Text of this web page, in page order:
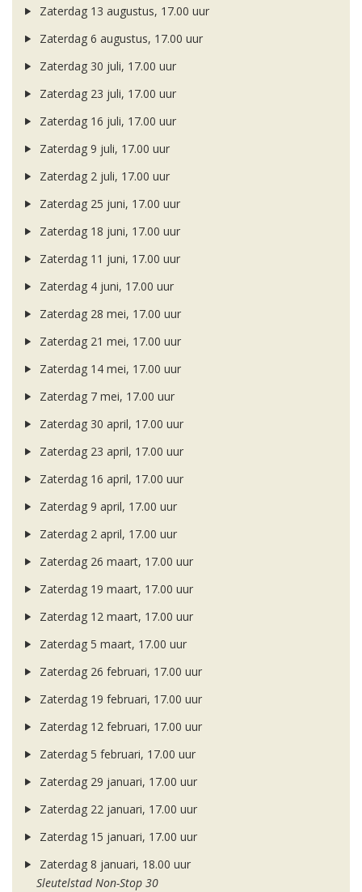
Zaterdag 13 augustus, 17.00 uur
Zaterdag 6 augustus, 17.00 uur
Zaterdag 30 juli, 17.00 uur
Zaterdag 23 juli, 17.00 uur
Zaterdag 16 juli, 17.00 uur
Zaterdag 9 juli, 17.00 uur
Zaterdag 2 juli, 17.00 uur
Zaterdag 25 juni, 17.00 uur
Zaterdag 18 juni, 17.00 uur
Zaterdag 11 juni, 17.00 uur
Zaterdag 4 juni, 17.00 uur
Zaterdag 28 mei, 17.00 uur
Zaterdag 21 mei, 17.00 uur
Zaterdag 14 mei, 17.00 uur
Zaterdag 7 mei, 17.00 uur
Zaterdag 30 april, 17.00 uur
Zaterdag 23 april, 17.00 uur
Zaterdag 16 april, 17.00 uur
Zaterdag 9 april, 17.00 uur
Zaterdag 2 april, 17.00 uur
Zaterdag 26 maart, 17.00 uur
Zaterdag 19 maart, 17.00 uur
Zaterdag 12 maart, 17.00 uur
Zaterdag 5 maart, 17.00 uur
Zaterdag 26 februari, 17.00 uur
Zaterdag 19 februari, 17.00 uur
Zaterdag 12 februari, 17.00 uur
Zaterdag 5 februari, 17.00 uur
Zaterdag 29 januari, 17.00 uur
Zaterdag 22 januari, 17.00 uur
Zaterdag 15 januari, 17.00 uur
Zaterdag 8 januari, 18.00 uur
Sleutelstad Non-Stop 30